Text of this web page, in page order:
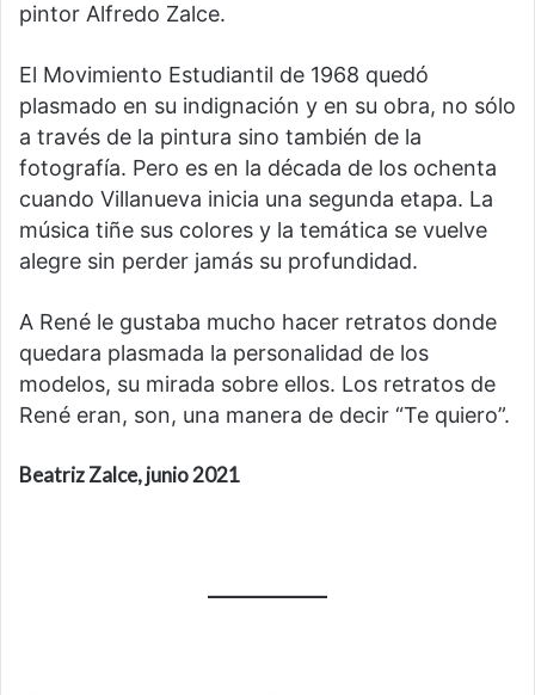
pintor Alfredo Zalce.
El Movimiento Estudiantil de 1968 quedó
plasmado en su indignación y en su obra, no sólo
a través de la pintura sino también de la
fotografía. Pero es en la década de los ochenta
cuando Villanueva inicia una segunda etapa. La
música tiñe sus colores y la temática se vuelve
alegre sin perder jamás su profundidad.
A René le gustaba mucho hacer retratos donde
quedara plasmada la personalidad de los
modelos, su mirada sobre ellos. Los retratos de
René eran, son, una manera de decir “Te quiero”.
Beatriz Zalce, junio 2021